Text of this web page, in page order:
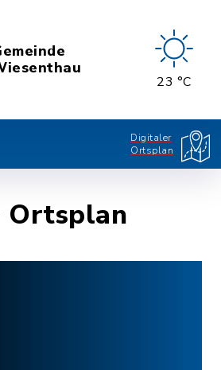
23 °C
Digitaler
Ortsplan